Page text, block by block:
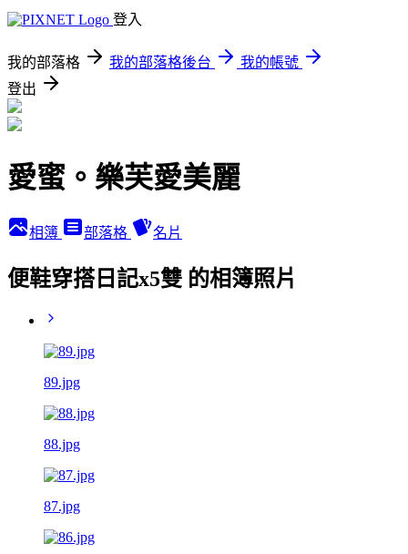
登入
我的部落格 我的部落格後台
我的帳號
登出
愛蜜。樂芙愛美麗
相簿 部落格 名片
便鞋穿搭日記x5雙 的相簿照片
89.jpg
88.jpg
87.jpg